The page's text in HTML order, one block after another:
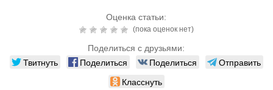
Оценка статьи:
(пока оценок нет)
Поделиться с друзьями:
Твитнуть Поделиться Поделиться
Отправить
Класснуть